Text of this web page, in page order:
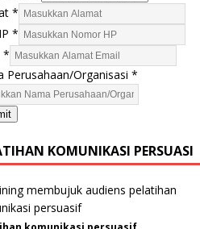
*
*
*
Perusahaan/Organisasi *
KOMUNIKASI PERSUASI